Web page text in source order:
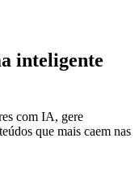
inteligente
com IA, gere
que mais caem nas